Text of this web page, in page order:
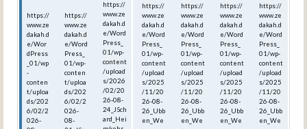
https://
www.ze
dakah.d
e/Wor
dPress
_01/wp
-
conten
t/uploa
ds/202
6/02/2
026-
https://
www.ze
dakah.d
e/Word
Press_
01/wp-
conten
t/uploa
ds/202
6/02/2
026-
08-
https://
www.ze
dakah.d
e/Word
Press_
01/wp-
content
/upload
s/2026
/02/20
26-08-
24_JSch
ard_Hei
https://
www.ze
dakah.d
e/Word
Press_
01/wp-
content
/upload
s/2025
/11/20
26-08-
26_Ubb
en_We
https://
www.ze
dakah.d
e/Word
Press_
01/wp-
content
/upload
s/2025
/11/20
26-08-
26_Ubb
en_We
https://
www.ze
dakah.d
e/Word
Press_
01/wp-
content
/upload
s/2025
/11/20
26-08-
26_Ubb
en_We
https://
www.ze
dakah.d
e/Word
Press_
01/wp-
content
/upload
s/2025
/11/20
26-08-
26_Ubb
en_We